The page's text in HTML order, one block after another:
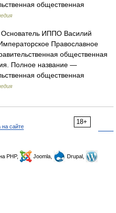
общественная
ИППО Василий
Православное
общественная
Полное название ―
общественная
18+
на сайте
PHP, Joomla,
Drupal,